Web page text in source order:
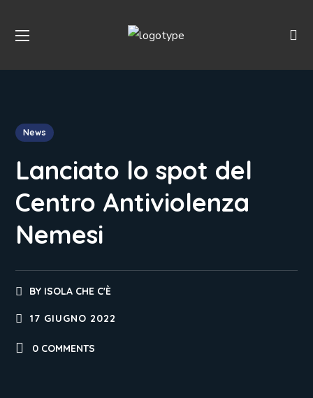
News
Lanciato lo spot del
Centro Antiviolenza
Nemesi
BY ISOLA CHE C'È
17 GIUGNO 2022
0 COMMENTS